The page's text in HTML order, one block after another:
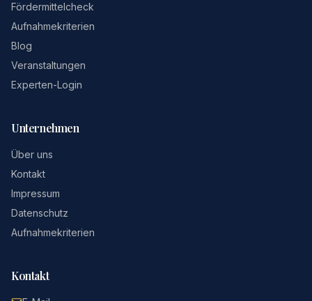
Fördermittelcheck
Aufnahmekriterien
Blog
Veranstaltungen
Experten-Login
Unternehmen
Über uns
Kontakt
Impressum
Datenschutz
Aufnahmekriterien
Kontakt